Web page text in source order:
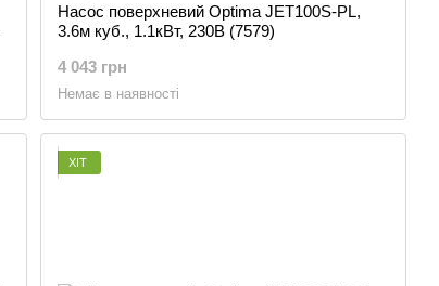
Насос поверхневий Optima JET100S-PL,
3.6м куб., 1.1кВт, 230В (7579)
4 043 грн
Немає в наявності
ХІТ